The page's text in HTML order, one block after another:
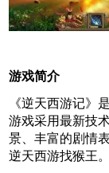
游戏简介
《逆天西游记》
游戏采用最新技
景、丰富的剧情
逆天西游找猴王。